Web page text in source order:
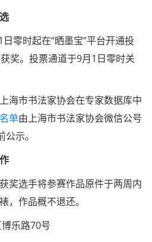
零时起在“晒墨宝”平台开通投
奖。投票通道于9月1日零时关
海市书法家协会在专家数据库中
单由上海市书法家协会微信公号
示。
奖选手将参赛作品原件于两周内
，作品概不退还。
乐路70号